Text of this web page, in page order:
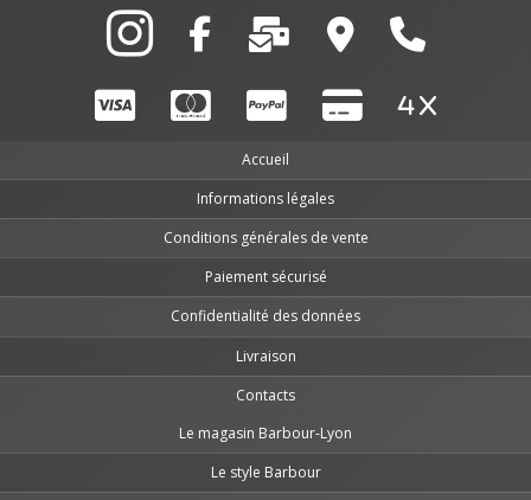
Accueil
Informations légales
Conditions générales de vente
Paiement sécurisé
Confidentialité des données
Livraison
Contacts
Le magasin Barbour-Lyon
Le style Barbour